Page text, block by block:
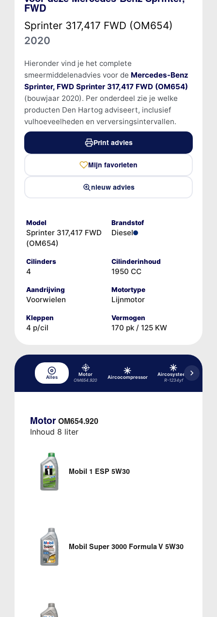
FWD
Sprinter 317,417 FWD (OM654)
2020
Hieronder vind je het complete
smeermiddelenadvies voor de Mercedes-Benz
Sprinter, FWD Sprinter 317,417 FWD (OM654)
(bouwjaar 2020). Per onderdeel zie je welke
producten Den Hartog adviseert, inclusief
vulhoeveelheden en verversingsintervallen.
Print advies
Mijn favorieten
nieuw advies
Model
Sprinter 317,417 FWD
(OM654)
Brandstof
Diesel
Cilinders
4
Cilinderinhoud
1950 CC
Aandrijving
Voorwielen
Motortype
Lijnmotor
Kleppen
4 p/cil
Vermogen
170 pk / 125 KW
Alles
Motor
OM654.920
Aircocompressor
Aircosysteem
R-1234yf
Motor OM654.920
Inhoud 8 liter
Mobil 1 ESP 5W30
Mobil Super 3000 Formula V 5W30